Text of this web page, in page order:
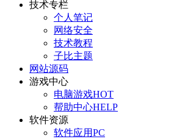
技术专栏
个人笔记
网络安全
技术教程
子比主题
网站源码
游戏中心
电脑游戏HOT
帮助中心HELP
软件资源
软件应用PC